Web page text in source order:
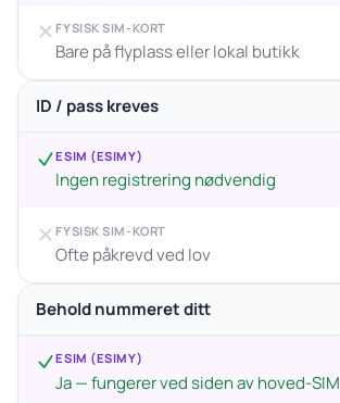
FYSISK SIM-KORT
Bare på flyplass eller lokal butikk
ID / pass kreves
ESIM (ESIMY)
Ingen registrering nødvendig
FYSISK SIM-KORT
Ofte påkrevd ved lov
Behold nummeret ditt
ESIM (ESIMY)
Ja — fungerer ved siden av hoved-SIM